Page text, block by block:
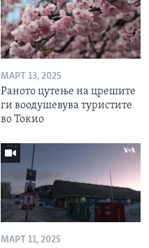
МАРТ 13, 2025
Раното цутење на црешите
ги воодушевува туристите
во Токио
МАРТ 11, 2025